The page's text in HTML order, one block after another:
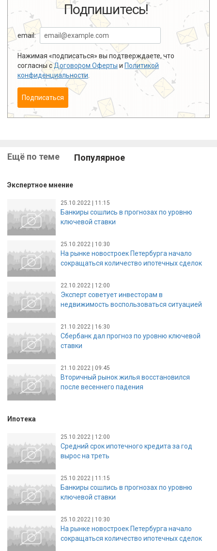
Подпишитесь!
email:
Нажимая «подписаться» вы подтверждаете, что
согласны сДоговором Оферты и Политикой
конфиденциальности
Подписаться
Ещё по теме Популярное
Экспертное мнение
25.10.2022 | 11:15
Банкиры сошлись в прогнозах по уровню
ключевой ставки
25.10.2022 | 10:30
На рынке новостроек Петербурга начало
сокращаться количество ипотечных сделок
22.10.2022 | 12:00
Эксперт советует инвесторам в
недвижимость воспользоваться ситуацией
21.10.2022 | 16:30
Сбербанк дал прогноз по уровню ключевой
ставки
21.10.2022 | 09:45
Вторичный рынок жилья восстановился
после весеннего падения
Ипотека
25.10.2022 | 12:00
Средний срок ипотечного кредита за год
вырос на треть
25.10.2022 | 11:15
Банкиры сошлись в прогнозах по уровню
ключевой ставки
25.10.2022 | 10:30
На рынке новостроек Петербурга начало
сокращаться количество ипотечных сделок